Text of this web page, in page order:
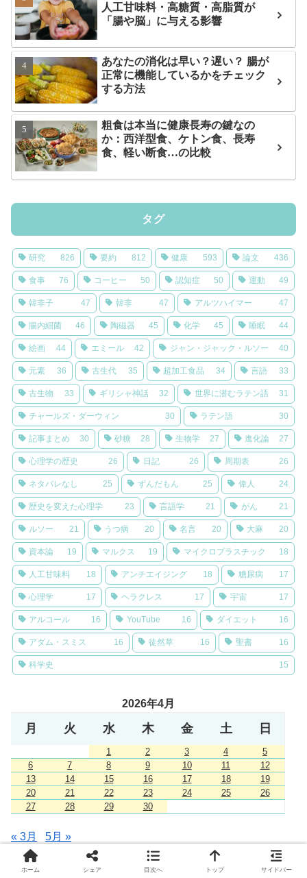
人工甘味料・高糖質・高脂質が
「腸や脳」に与える影響
あなたの消化は早い？遅い？ 腸が
正常に機能しているかをチェック
する方法
粗食は本当に健康長寿の鍵なの
か：西洋型食、ケトン食、長寿
食、軽い断食…の比較
タグ
研究 826 要約 812 健康 593 論文 436
食事 76 コーヒー 50 認知症 50 運動 49
韓非子 47 韓非 47 アルツハイマー 47
腸内細菌 46 陶磁器 45 化学 45 睡眠 44
絵画 44 エミール 42 ジャン・ジャック・ルソー 40
元素 36 古生代 35 超加工食品 34 言語 33
古生物 33 ギリシャ神話 32 世界に潜むラテン語 31
チャールズ・ダーウィン 30 ラテン語 30
記事まとめ 30 砂糖 28 生物学 27 進化論 27
心理学の歴史 26 日記 26 周期表 26
ネタバレなし 25 ずんだもん 25 偉人 24
歴史を変えた心理学 23 言語学 21 がん 21
ルソー 21 うつ病 20 名言 20 大麻 20
資本論 19 マルクス 19 マイクロプラスチック 18
人工甘味料 18 アンチエイジング 18 糖尿病 17
心理学 17 ヘラクレス 17 宇宙 17
アルコール 16 YouTube 16 ダイエット 16
アダム・スミス 16 徒然草 16 聖書 16
科学史 15
2026年4月
月 火 水 木 金 土 日
1 2 3 4
5
6
7 8 9 10 11
12
13
14 15 16 17 18
19
20
21 22 23 24 25
26
27
28 29 30
« 3月 5月 »
ホーム シェア 目次へ トップ サイドバー